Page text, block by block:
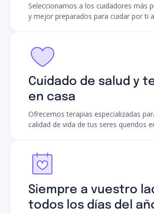
Seleccionamos a los cuidadores más
y mejor preparados para cuidar por ti
Cuidado de salud y
en casa
Ofrecemos terapias especializadas
calidad de vida de tus seres queridos
Siempre a vuestro
todos los días del